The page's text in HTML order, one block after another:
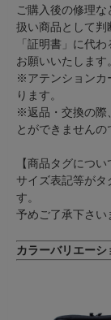
ご購入後の修理
扱い商品として判
「証明書」に代
お願いいたします。
※アテンションカ
ります。
※返品・交換の際
とができませんの
【商品タグについ
サイズ表記等がタ
す。
予めご了承下さい
カラーバリエーシ